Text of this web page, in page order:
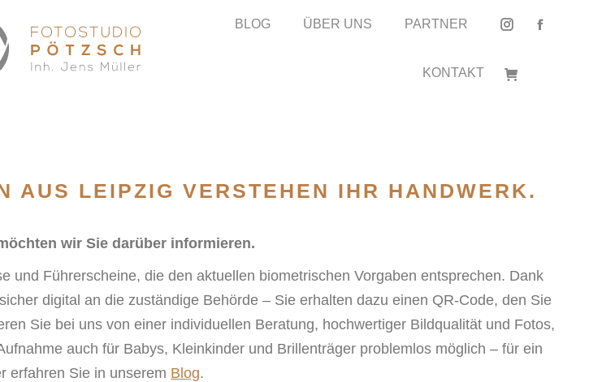
BLOG ÜBER UNS PARTNER
KONTAKT
Instagram
opens
AUS LEIPZIG VERSTEHEN IHR HANDWERK.
wir Sie darüber informieren.
und Führerscheine, die den aktuellen biometrischen Vorgaben entsprechen. Dank
digital an die zuständige Behörde – Sie erhalten dazu einen QR-Code, den Sie
Sie bei uns von einer individuellen Beratung, hochwertiger Bildqualität und Fotos,
auch für Babys, Kleinkinder und Brillenträger problemlos möglich – für ein
erfahren Sie in unserem Blog.
BLOG ÜBER UNS PARTNER
KONTAKT
Instagram
opens